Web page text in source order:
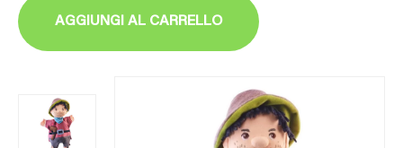
AGGIUNGI AL CARRELLO